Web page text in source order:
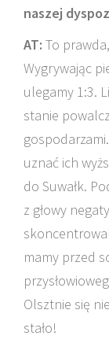
naszej
AT: To
Wygrywając
ulegamy 1:3.
stanie
uznać ich
do Suwałk.
z głowy
mamy przed
Olsztnie się
stało!